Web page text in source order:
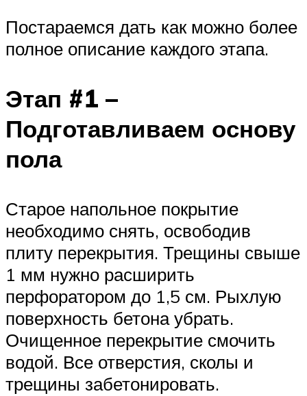
Постараемся дать как можно более
полное описание каждого этапа.
Этап #1 –
Подготавливаем основу
пола
Старое напольное покрытие
необходимо снять, освободив
плиту перекрытия. Трещины свыше
1 мм нужно расширить
перфоратором до 1,5 см. Рыхлую
поверхность бетона убрать.
Очищенное перекрытие смочить
водой. Все отверстия, сколы и
трещины забетонировать.